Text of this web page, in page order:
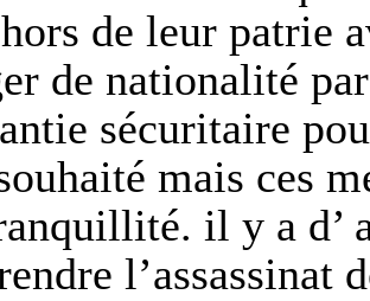
de leur patrie
de nationalité
sécuritaire
mais ces
il y a d’
l’assassinat